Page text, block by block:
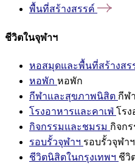
พื้นที่สร้างสรรค์
ชีวิตในจุฬาฯ
หอสมุดและพื้นที่สร้างสร
หอพัก หอพัก
กีฬาและสุขภาพนิสิต กีฬ
โรงอาหารและคาเฟ่ โรง
กิจกรรมและชมรม กิจก
รอบรั้วจุฬาฯ รอบรั้วจุฬาฯ
ชีวิตนิสิตในกรุงเทพฯ ชีวิ